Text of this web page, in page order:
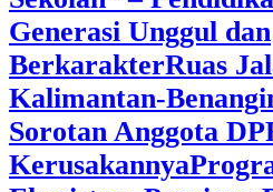
Generasi Unggul dan
BerkarakterRuas
Kalimantan-
Sorotan Anggota
Kerusakannya